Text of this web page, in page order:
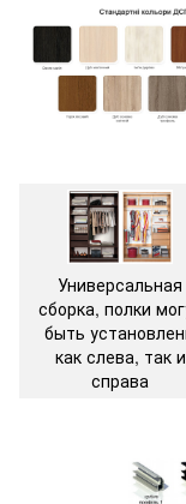
Универсальная
сборка, полки
быть
как слева, так и
справа